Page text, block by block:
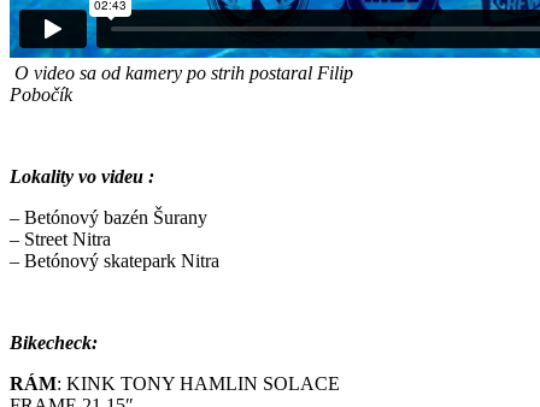
O video sa od kamery po strih postaral Filip
Pobočík
Lokality vo videu :
– Betónový bazén Šurany
– Street Nitra
– Betónový skatepark Nitra
Bikecheck:
RÁM: KINK TONY HAMLIN SOLACE